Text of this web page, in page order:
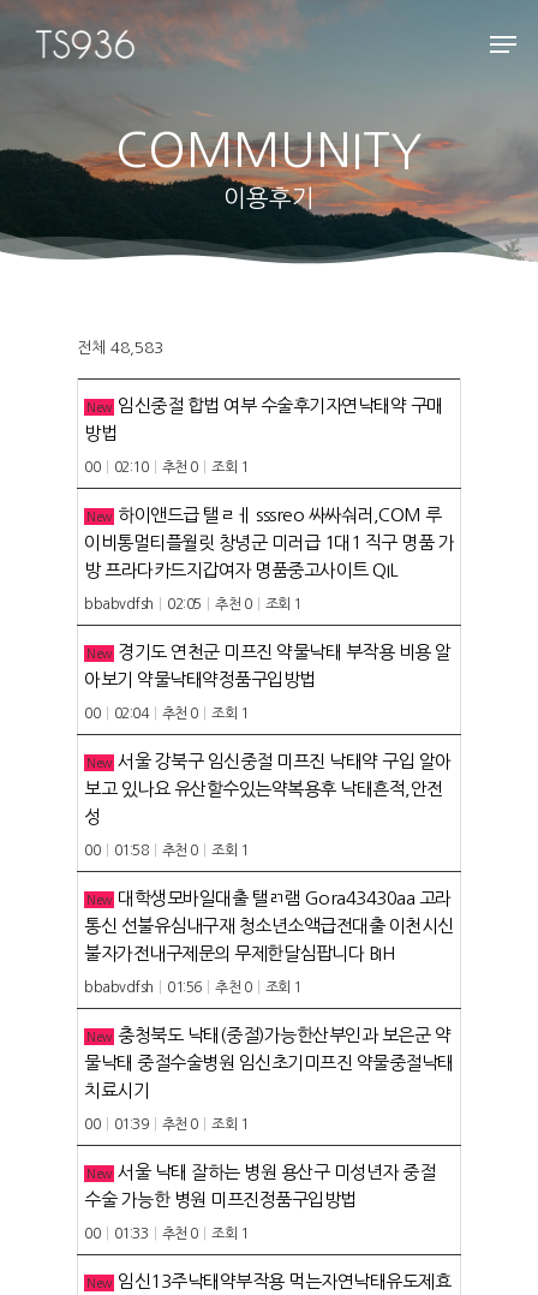
Hit enter to search or ESC to close
COMMUNITY
이용후기
전체 48,583
New 임신중절 합법 여부 수술후기자연낙­태약 구매
방법
00 02:10 추천 0 조회 1
New 하이앤드급 탤ㄹㅔ sssreo 싸싸숴러,COM 루
이비통멀티플월릿 창녕군 미러급 1대1 직구 명품 가
방 프라다카드지갑여자 명품중고사이트 QIL
bbabvdfsh 02:05 추천 0 조회 1
New 경기도 연천군 미프진 약물낙태 부작용 비용 알
아보기 약물낙태약정품구입방법
00 02:04 추천 0 조회 1
New 서울 강북구 임신중절 미프진 낙태약 구입 알아
보고 있나요 유산할수있는약복용후 낙태흔적,안전
성
00 01:58 추천 0 조회 1
New 대학생모바일대출 탤ㄺ램 Gora43430aa 고라
통신 선불유심내구재 청소년소액급전대출 이천시신
불자가전내구제문의 무제한달심팝니다 BIH
bbabvdfsh 01:56 추천 0 조회 1
New 충청북도 낙태(중절)가능한산부인과 보은군 약
물낙태 중절수술병원 임신초기미프진 약물중절낙태
치료시기
00 01:39 추천 0 조회 1
New 서울 낙태 잘하는 병원 용산구 미성년자 중절
수술 가능한 병원 미프진정품구입방법
00 01:33 추천 0 조회 1
New 임신13주낙태약부작용 먹는자연낙태유도제효
HOME
ABOUT
외부풍경
ROOMS
객실보기
FACILITY
예약안내
실시간예약
TRAVEL